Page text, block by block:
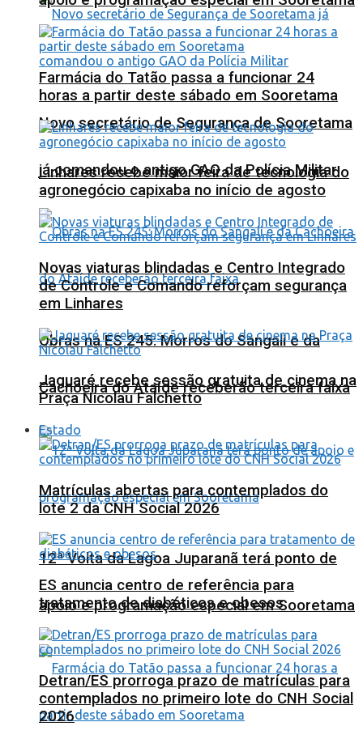
Novo secretário de Segurança de Sooretama
já comandou o antigo GAO da Polícia Militar
Obras na ES 245: Morros do Sangali e da
Cachoeira do Ataíde receberão terceira faixa
12ª Volta da Lagoa Juparanã terá ponto de
apoio e programação especial em Sooretama
Farmácia do Tatão passa a funcionar 24
horas a partir deste sábado em Sooretama
Linhares recebe maior feira de tecnologia do
agronegócio capixaba no início de agosto
Novas viaturas blindadas e Centro Integrado
de Controle e Comando reforçam segurança
em Linhares
Jaguaré recebe sessão gratuita de cinema na
Praça Nicolau Falchetto
Estado
Matrículas abertas para contemplados do
lote 2 da CNH Social 2026
ES anuncia centro de referência para
tratamento de diabéticos e obesos
Detran/ES prorroga prazo de matrículas para
contemplados no primeiro lote do CNH Social
2026